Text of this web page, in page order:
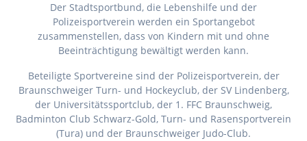
Der Stadtsportbund, die Lebenshilfe und der
Polizeisportverein werden ein Sportangebot
zusammenstellen, dass von Kindern mit und ohne
Beeinträchtigung bewältigt werden kann.
Beteiligte Sportvereine sind der Polizeisportverein, der
Braunschweiger Turn- und Hockeyclub, der SV Lindenberg,
der Universitätssportclub, der 1. FFC Braunschweig,
Badminton Club Schwarz-Gold, Turn- und Rasensportverein
(Tura) und der Braunschweiger Judo-Club.